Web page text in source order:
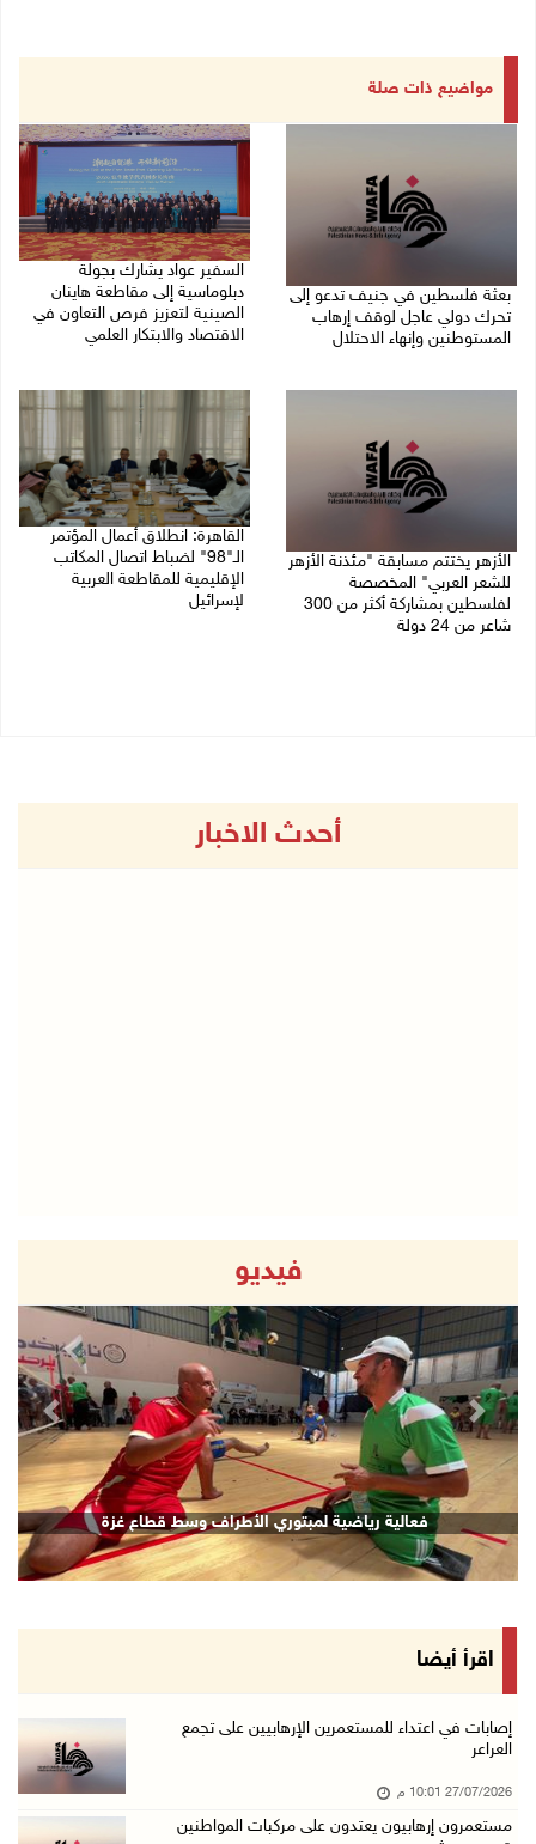
مواضيع ذات صلة
بعثة فلسطين في جنيف تدعو إلى
تحرك دولي عاجل لوقف إرهاب
المستوطنين وإنهاء الاحتلال
السفير عواد يشارك بجولة
دبلوماسية إلى مقاطعة هاينان
الصينية لتعزيز فرص التعاون في
الاقتصاد والابتكار العلمي
الأزهر يختتم مسابقة "مئذنة الأزهر
للشعر العربي" المخصصة
لفلسطين بمشاركة أكثر من 300
شاعر من 24 دولة
القاهرة: انطلاق أعمال المؤتمر
الـ"98" لضباط اتصال المكاتب
الإقليمية للمقاطعة العربية
لإسرائيل
أحدث الاخبار
فيديو
فعالية رياضية لمبتوري الأطراف وسط قطاع غزة
Next
اقرأ أيضا
إصابات في اعتداء للمستعمرين الإرهابيين على تجمع
العراعر
27/07/2026 10:01 م
مستعمرون إرهابيون يعتدون على مركبات المواطنين